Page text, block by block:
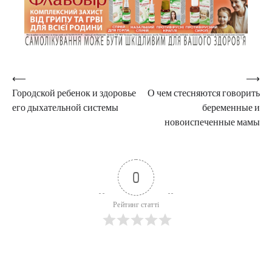
Навигация
по
записям
⟵
Городской ребенок и здоровье
его дыхательной системы
О чем стесняются говорить
беременные и
новоиспеченные мамы
⟶
0
Рейтинг статті